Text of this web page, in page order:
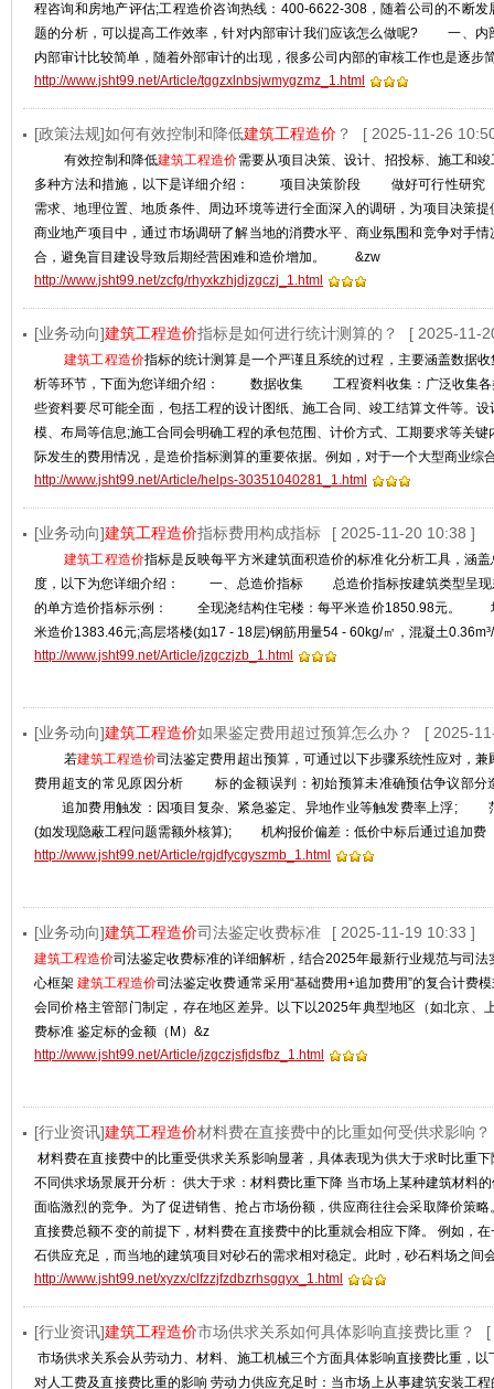
程咨询和房地产评估;工程造价咨询热线：400-6622-308，随着公司的不断
题的分析，可以提高工作效率，针对内部审计我们应该怎么做呢? 一、
内部审计比较简单，随着外部审计的出现，很多公司内部的审核工作也是逐步
http://www.jsht99.net/Article/tggzxlnbsjwmygzmz_1.html
[政策法规]如何有效控制和降低建筑工程造价 ？ [ 2025-11-26
有效控制和降低建筑工程造价需要从项目决策、设计、招投标、施工和
多种方法和措施，以下是详细介绍： 项目决策阶段 ‌做好可行性研
需求、地理位置、地质条件、周边环境等进行全面深入的调研，为项目决策
商业地产项目中，通过市场调研了解当地的消费水平、商业氛围和竞争对手
合，避免盲目建设导致后期经营困难和造价增加。 &zw
http://www.jsht99.net/zcfg/rhyxkzhjdjzgczj_1.html
[业务动向]建筑工程造价指标是如何进行统计测算的？ [ 2025-11-
建筑工程造价指标的统计测算是一个严谨且系统的过程，主要涵盖数据
析等环节，下面为您详细介绍： 数据收集 ‌工程资料收集‌：广泛收集各
些资料要尽可能全面，包括工程的设计图纸、施工合同、竣工结算文件等。
模、布局等信息;施工合同会明确工程的承包范围、计价方式、工期要求等关
际发生的费用情况，是造价指标测算的重要依据。例如，对于一个大型商业综
http://www.jsht99.net/Article/helps-30351040281_1.html
[业务动向]建筑工程造价指标费用构成指标 [ 2025-11-20 10:38 ]
建筑工程造价指标是反映每平方米建筑面积造价的标准化分析工具，涵
度，以下为您详细介绍： 一、总造价指标 总造价指标按建筑类型呈现
的单方造价指标示例： ‌全现浇结构住宅楼‌：每平米造价1850.98元。
米造价1383.46元;高层塔楼(如17 - 18层)钢筋用量54 - 60kg/㎡，混凝土
http://www.jsht99.net/Article/jzgczjzb_1.html
[业务动向]建筑工程造价如果鉴定费用超过预算怎么办？ [ 2025-
若建筑工程造价司法鉴定费用超出预算，可通过以下步骤系统性应对
费用超支的常见原因分析‌ ‌标的金额误判‌：初始预算未准确预估争议部分
追加费用触发‌：因项目复杂、紧急鉴定、异地作业等触发费率上浮;
(如发现隐蔽工程问题需额外核算); ‌机构报价偏差‌：低价中标后通过追加费
http://www.jsht99.net/Article/rgjdfycgyszmb_1.html
[业务动向]建筑工程造价司法鉴定收费标准 [ 2025-11-19 10:33 ]
建筑工程造价司法鉴定收费标准的详细解析，结合2025年最新行业规范与司
心框架‌建筑工程造价司法鉴定收费通常采用‌“基础费用+追加费用”‌的复合计费
会同价格主管部门制定，存在地区差异。以下以2025年典型地区（如北京、
费标准‌ ‌鉴定标的金额（M）&z
http://www.jsht99.net/Article/jzgczjsfjdsfbz_1.html
[行业资讯]建筑工程造价材料费在直接费中的比重如何受供求影响？
材料费在直接费中的比重受供求关系影响显著，具体表现为‌供大于求时比重
不同供求场景展开分析： 供大于求：材料费比重下降 当市场上某种建筑材料
面临激烈的竞争。为了促进销售、抢占市场份额，供应商往往会采取降价策
直接费总额不变的前提下，材料费在直接费中的比重就会相应下降。 例如，
石供应充足，而当地的建筑项目对砂石的需求相对稳定。此时，砂石料场之间
http://www.jsht99.net/xyzx/clfzzjfzdbzrhsgqyx_1.html
[行业资讯]建筑工程造价市场供求关系如何具体影响直接费比重？
市场供求关系会从劳动力、材料、施工机械三个方面具体影响直接费比重，
对人工费及直接费比重的影响 ‌劳动力供应充足时‌：当市场上从事建筑安装工